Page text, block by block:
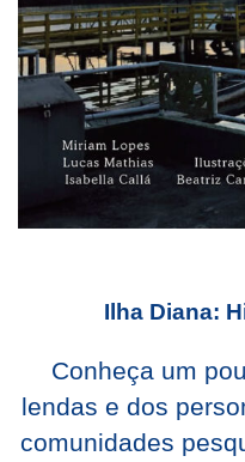
Ilha Diana:
Conheça um
lendas e dos
comunidades